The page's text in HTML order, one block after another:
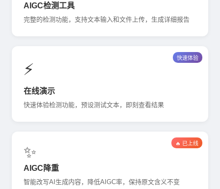
AIGC检测工具
完整的检测功能，支持文本输入和文件上传，生成详细报告
⚡
在线演示
快速体验检测功能，预设测试文本，即刻查看结果
快速体验
✨
AIGC降重
智能改写AI生成内容，降低AIGC率，保持原文含义不变
🔥 已上线